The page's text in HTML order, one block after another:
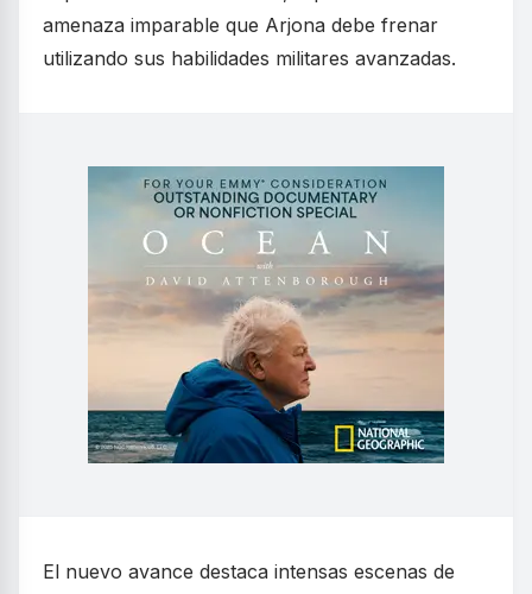
amenaza imparable que Arjona debe frenar
utilizando sus habilidades militares avanzadas.
El nuevo avance destaca intensas escenas de